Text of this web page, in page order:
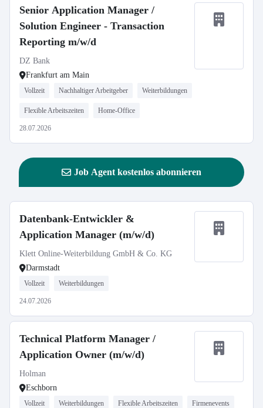
Senior Application Manager /
Solution Engineer - Transaction
Reporting m/w/d
DZ Bank
Frankfurt am Main
Vollzeit Nachhaltiger Arbeitgeber Weiterbildungen
Flexible Arbeitszeiten Home-Office
28.07.2026
Job Agent kostenlos abonnieren
Datenbank-Entwickler &
Application Manager (m/w/d)
Klett Online-Weiterbildung GmbH & Co. KG
Darmstadt
Vollzeit Weiterbildungen
24.07.2026
Technical Platform Manager /
Application Owner (m/w/d)
Holman
Eschborn
Vollzeit Weiterbildungen Flexible Arbeitszeiten Firmenevents